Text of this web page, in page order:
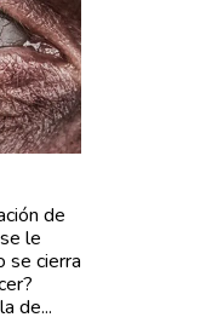
de
le
se cierra
de...